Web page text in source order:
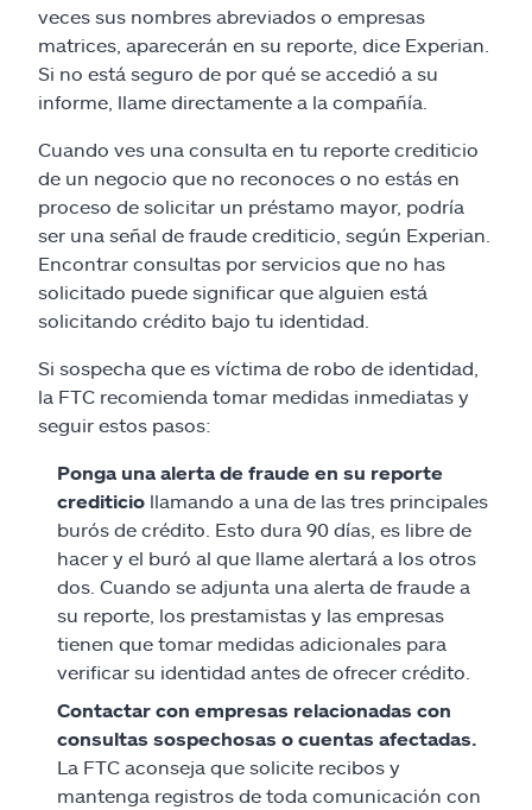
veces sus nombres abreviados o empresas
matrices, aparecerán en su reporte, dice Experian.
Si no está seguro de por qué se accedió a su
informe, llame directamente a la compañía.
Cuando ves una consulta en tu reporte crediticio
de un negocio que no reconoces o no estás en
proceso de solicitar un préstamo mayor, podría
ser una señal de fraude crediticio, según Experian.
Encontrar consultas por servicios que no has
solicitado puede significar que alguien está
solicitando crédito bajo tu identidad.
Si sospecha que es víctima de robo de identidad,
la FTC recomienda tomar medidas inmediatas y
seguir estos pasos:
Ponga una alerta de fraude en su reporte
crediticio llamando a una de las tres principales
burós de crédito. Esto dura 90 días, es libre de
hacer y el buró al que llame alertará a los otros
dos. Cuando se adjunta una alerta de fraude a
su reporte, los prestamistas y las empresas
tienen que tomar medidas adicionales para
verificar su identidad antes de ofrecer crédito.
Contactar con empresas relacionadas con
consultas sospechosas o cuentas afectadas.
La FTC aconseja que solicite recibos y
mantenga registros de toda comunicación con